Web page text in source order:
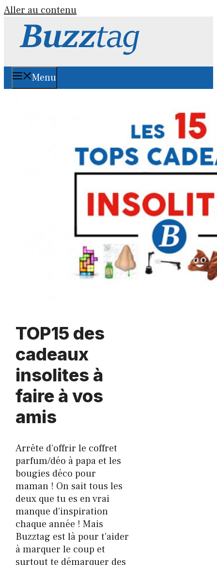
Aller au contenu
Menu
TOP15 des
cadeaux
insolites à
faire à vos
amis
Arrête d’offrir le coffret
parfum/déo à papa et les
bougies déco pour
maman ! On sait tous les
deux que tu es en vrai
manque d’inspiration
chaque année ! Mais
Buzztag est là pour t’aider
à marquer le coup et
surtout te démarquer des